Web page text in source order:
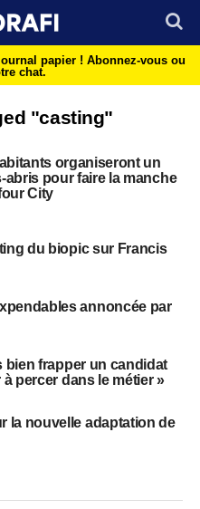
papier ! Abonnez-vous ou
chat.
"casting"
organiseront un
abris pour faire la manche
City
du biopic sur Francis
annoncée par
bien frapper un candidat
percer dans le métier »
la nouvelle adaptation de